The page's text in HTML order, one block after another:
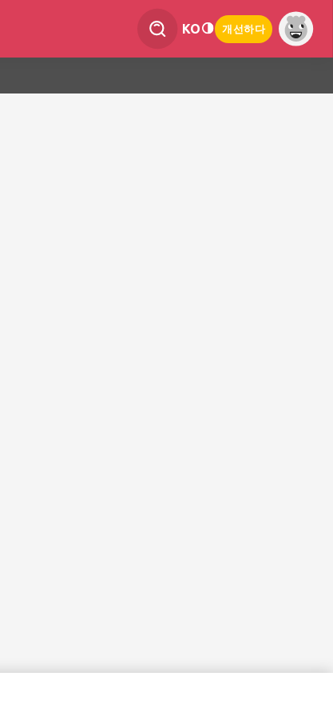
KO 개선하다